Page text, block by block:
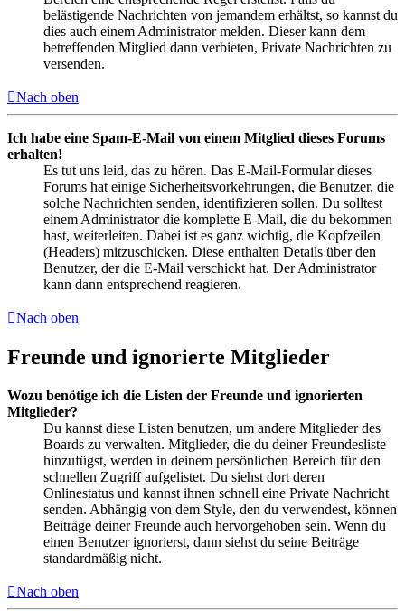
belästigende Nachrichten von jemandem erhältst, so kannst du
dies auch einem Administrator melden. Dieser kann dem
betreffenden Mitglied dann verbieten, Private Nachrichten zu
versenden.
Nach oben
Ich habe eine Spam-E-Mail von einem Mitglied dieses Forums
erhalten!
Es tut uns leid, das zu hören. Das E-Mail-Formular dieses
Forums hat einige Sicherheitsvorkehrungen, die Benutzer, die
solche Nachrichten senden, identifizieren sollen. Du solltest
einem Administrator die komplette E-Mail, die du bekommen
hast, weiterleiten. Dabei ist es ganz wichtig, die Kopfzeilen
(Headers) mitzuschicken. Diese enthalten Details über den
Benutzer, der die E-Mail verschickt hat. Der Administrator
kann dann entsprechend reagieren.
Nach oben
Freunde und ignorierte Mitglieder
Wozu benötige ich die Listen der Freunde und ignorierten
Mitglieder?
Du kannst diese Listen benutzen, um andere Mitglieder des
Boards zu verwalten. Mitglieder, die du deiner Freundesliste
hinzufügst, werden in deinem persönlichen Bereich für den
schnellen Zugriff aufgelistet. Du siehst dort deren
Onlinestatus und kannst ihnen schnell eine Private Nachricht
senden. Abhängig von dem Style, den du verwendest, können
Beiträge deiner Freunde auch hervorgehoben sein. Wenn du
einen Benutzer ignorierst, dann siehst du seine Beiträge
standardmäßig nicht.
Nach oben